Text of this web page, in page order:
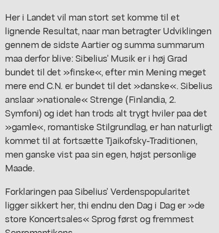
Her i Landet vil man stort set komme til et
lignende Resultat, naar man betragter Udviklingen
gennem de sidste Aartier og summa summarum
maa derfor blive: Sibelius' Musik er i høj Grad
bundet til det »finske«, efter min Mening meget
mere end C.N. er bundet til det »danske«. Sibelius
anslaar »nationale« Strenge (Finlandia, 2.
Symfoni) og idet han trods alt trygt hviler paa det
»gamle«, romantiske Stilgrundlag, er han naturligt
kommet til at fortsætte Tjaikofsky-Traditionen,
men ganske vist paa sin egen, højst personlige
Maade.
Forklaringen paa Sibelius' Verdenspopularitet
ligger sikkert her, thi endnu den Dag i Dag er »de
store Koncertsales« Sprog først og fremmest